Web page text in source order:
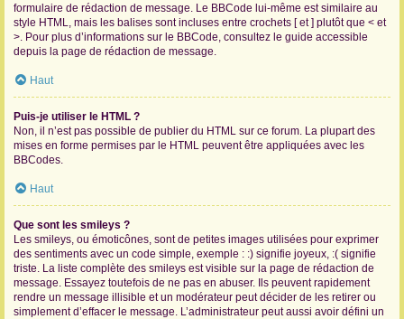
formulaire de rédaction de message. Le BBCode lui-même est similaire au
style HTML, mais les balises sont incluses entre crochets [ et ] plutôt que < et
>. Pour plus d’informations sur le BBCode, consultez le guide accessible
depuis la page de rédaction de message.
Haut
Puis-je utiliser le HTML ?
Non, il n’est pas possible de publier du HTML sur ce forum. La plupart des
mises en forme permises par le HTML peuvent être appliquées avec les
BBCodes.
Haut
Que sont les smileys ?
Les smileys, ou émoticônes, sont de petites images utilisées pour exprimer
des sentiments avec un code simple, exemple : :) signifie joyeux, :( signifie
triste. La liste complète des smileys est visible sur la page de rédaction de
message. Essayez toutefois de ne pas en abuser. Ils peuvent rapidement
rendre un message illisible et un modérateur peut décider de les retirer ou
simplement d’effacer le message. L’administrateur peut aussi avoir défini un